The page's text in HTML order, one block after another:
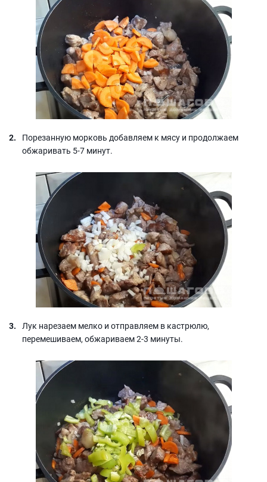
Порезанную морковь добавляем к мясу и продолжаем
обжаривать 5-7 минут.
Лук нарезаем мелко и отправляем в кастрюлю,
перемешиваем, обжариваем 2-3 минуты.